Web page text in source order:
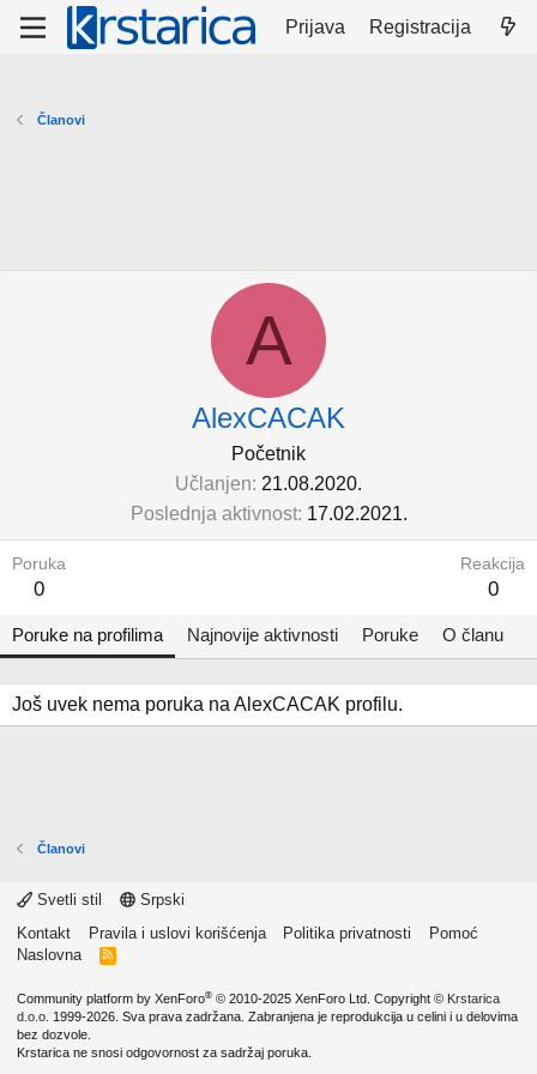
Prijava Registracija
Članovi
A
AlexCACAK
Početnik
Učlanjen 21.08.2020.
Poslednja aktivnost 17.02.2021.
Poruka
0
Reakcija
0
Poruke na profilima Najnovije aktivnosti Poruke O članu
Još uvek nema poruka na AlexCACAK profilu.
Članovi
Svetli stil
Srpski
Kontakt
Pravila i uslovi korišćenja Politika privatnosti
Pomoć
Naslovna
R
Community platform by XenForo® © 2010-2025 XenForo Ltd. Copyright © Krstarica
d.o.o. 1999-2026. Sva prava zadržana. Zabranjena je reprodukcija u celini i u delovima
bez dozvole.
Krstarica ne snosi odgovornost za sadržaj poruka.